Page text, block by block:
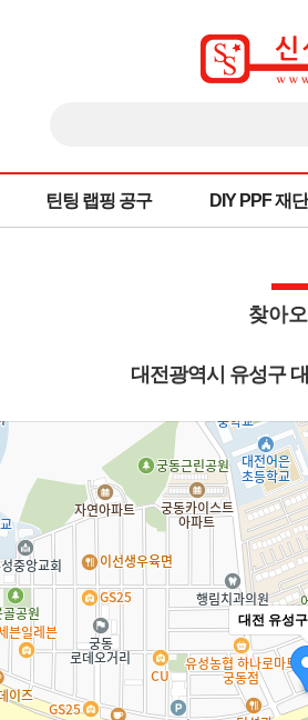
틴팅 랩핑 공구 DIY PPF 재단
찾아
대전광역시 유성구
대전 유성